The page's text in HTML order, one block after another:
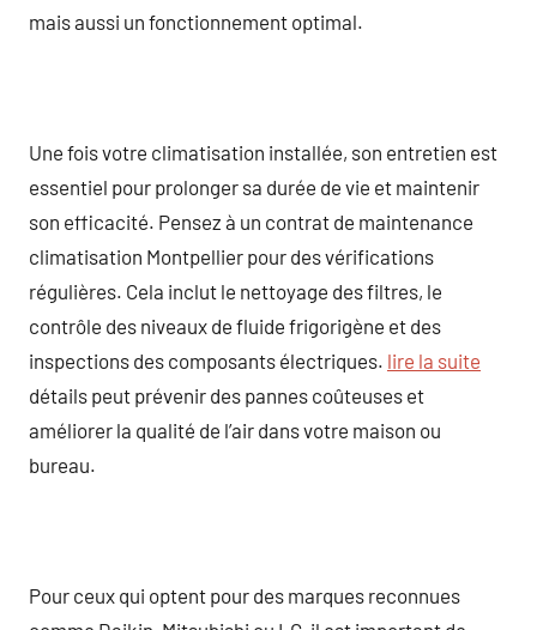
mais aussi un fonctionnement optimal.
Une fois votre climatisation installée, son entretien est
essentiel pour prolonger sa durée de vie et maintenir
son efficacité. Pensez à un contrat de maintenance
climatisation Montpellier pour des vérifications
régulières. Cela inclut le nettoyage des filtres, le
contrôle des niveaux de fluide frigorigène et des
inspections des composants électriques. lire la suite
détails peut prévenir des pannes coûteuses et
améliorer la qualité de l’air dans votre maison ou
bureau.
Pour ceux qui optent pour des marques reconnues